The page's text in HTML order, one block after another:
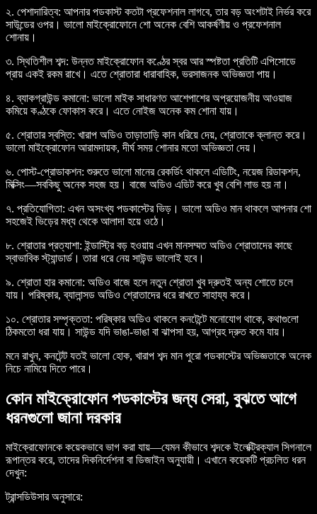
২. পেশাদারিত্ব: আপনার পডকাস্ট কতটা প্রফেশনাল লাগবে, তার বড় অংশটাই নির্ভর করে
সাউন্ডের ওপর। ভালো মাইক্রোফোনে শো অনেক বেশি আকর্ষণীয় ও প্রফেশনাল
শোনায়।
৩. স্থিতিশীল শব্দ: উন্নত মাইক্রোফোন কণ্ঠের স্বর আর স্পষ্টতা প্রতিটি এপিসোডে
প্রায় একই রকম রাখে। এতে শ্রোতারা ধারাবাহিক, ভরসাজনক অভিজ্ঞতা পায়।
৪.ব্যাকগ্রাউন্ড কমানো: ভালো মাইক সাধারণত আশেপাশের অপ্রয়োজনীয় আওয়াজ
কমিয়ে কণ্ঠকে ফোকাস করে। এতে নোইজ অনেক কম শোনা যায়।
৫. শ্রোতার স্বস্তি: খারাপ অডিও তাড়াতাড়ি কান ধরিয়ে দেয়, শ্রোতাকে ক্লান্ত করে।
ভালো মাইক্রোফোন আরামদায়ক, দীর্ঘ সময় শোনার মতো অভিজ্ঞতা দেয়।
৬. পোস্ট-প্রোডাকশন: শুরুতে ভালো মানের রেকর্ডিং থাকলে এডিটিং, নয়েজ রিডাকশন,
মিক্সিং—সবকিছু অনেক সহজ হয়। বাজে অডিও এডিট করে খুব বেশি লাভ হয় না।
৭. প্রতিযোগিতা: এখন অসংখ্য পডকাস্টের ভিড়। ভালো অডিও মান থাকলে আপনার শো
সহজেই ভিড়ের মধ্য থেকে আলাদা হয়ে ওঠে।
৮. শ্রোতার প্রত্যাশা: ইন্ডাস্ট্রি বড় হওয়ায় এখন মানসম্মত অডিও শ্রোতাদের কাছে
স্বাভাবিক স্ট্যান্ডার্ড। তারা ধরে নেয় সাউন্ড ভালোই হবে।
৯. শ্রোতা হার কমানো: অডিও বাজে হলে নতুন শ্রোতা খুব দ্রুতই অন্য শোতে চলে
যায়। পরিষ্কার, ব্যালান্সড অডিও শ্রোতাদের ধরে রাখতে সাহায্য করে।
১০. শ্রোতার সম্পৃক্ততা: পরিষ্কার অডিও থাকলে কনটেন্টে মনোযোগ থাকে, কথাগুলো
ঠিকমতো ধরা যায়। সাউন্ড যদি ভাঙা-ভাঙা বা ঝাপসা হয়, আগ্রহ দ্রুত কমে যায়।
মনে রাখুন, কনটেন্ট যতই ভালো হোক, খারাপ শব্দ মান পুরো পডকাস্টের অভিজ্ঞতাকে অনেক
নিচে নামিয়ে দিতে পারে।
কোন মাইক্রোফোন পডকাস্টের জন্য সেরা, বুঝতে আগে
ধরনগুলো জানা দরকার
মাইক্রোফোনকে কয়েকভাবে ভাগ করা যায়—যেমন কীভাবে শব্দকে ইলেক্ট্রিক্যাল সিগনালে
রূপান্তর করে, তাদের দিকনির্দেশনা বা ডিজাইন অনুযায়ী। এখানে কয়েকটি প্রচলিত ধরন
দেখুন:
ট্রান্সডিউসার অনুসারে: